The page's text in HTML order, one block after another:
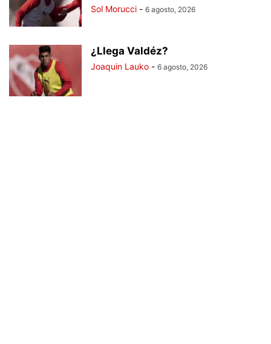
Sol Morucci - 6 agosto, 2026
¿Llega Valdéz?
Joaquin Lauko - 6 agosto, 2026